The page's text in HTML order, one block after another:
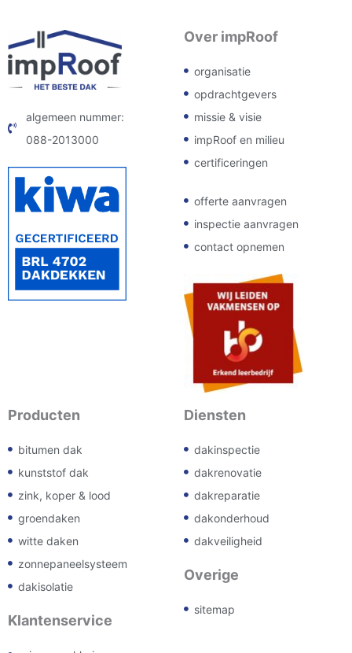
algemeen nummer:
088-2013000
Over impRoof
organisatie
opdrachtgevers
missie & visie
impRoof en milieu
certificeringen
offerte aanvragen
inspectie aanvragen
contact opnemen
Producten
bitumen dak
kunststof dak
zink, koper & lood
groendaken
witte daken
zonnepaneelsysteem
dakisolatie
Klantenservice
Diensten
dakinspectie
dakrenovatie
dakreparatie
dakonderhoud
dakveiligheid
Overige
sitemap